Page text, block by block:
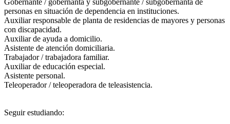
Gobernante / gobernanta y subgobernante / subgobernanta de
personas en situación de dependencia en instituciones.
Auxiliar responsable de planta de residencias de mayores y personas
con discapacidad.
Auxiliar de ayuda a domicilio.
Asistente de atención domiciliaria.
Trabajador / trabajadora familiar.
Auxiliar de educación especial.
Asistente personal.
Teleoperador / teleoperadora de teleasistencia.
Seguir estudiando: